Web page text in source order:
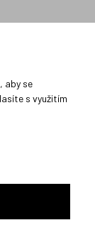
aby se
s využitím